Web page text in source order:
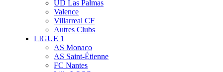
UD Las Palmas
Valence
Villarreal CF
Autres Clubs
LIGUE 1
AS Monaco
AS Saint-Étienne
FC Nantes